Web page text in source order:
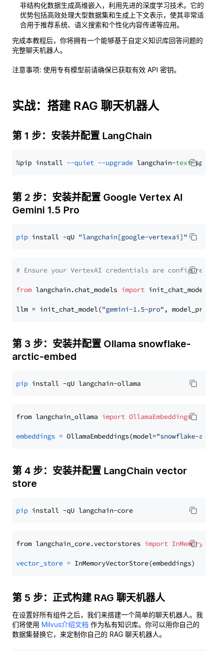
非结构化数据生成高维嵌入，利用先进的深度学习技术。它的
优势包括高效处理大型数据集和生成上下文表示，使其非常适
合用于推荐系统、语义搜索和个性化内容传递等应用。
完成本教程后，你将拥有一个能够基于自定义知识库回答问题的
完整聊天机器人。
注意事项: 使用专有模型前请确保已获取有效 API 密钥。
实战：搭建 RAG 聊天机器人
第 1 步：安装并配置 LangChain
%pip install --quiet --upgrade langchain-text
第 2 步：安装并配置 Google Vertex AI
Gemini 1.5 Pro
pip install -qU "langchain[google-vertexai]"
# Ensure your VertexAI credentials are configured
from langchain.chat_models import init_chat_model
llm = init_chat_model("gemini-1.5-pro" ,
第 3 步：安装并配置 Ollama snowflake-
arctic-embed
pip
from langchain_ollama import OllamaEmbeddings
embeddings = OllamaEmbeddings(model="snowflake-
第 4 步：安装并配置 LangChain vector
store
pip
from langchain_core.vectorstores import
vector_store =
第 5 步：正式构建 RAG 聊天机器人
在设置好所有组件之后，我们来搭建一个简单的聊天机器人。我
们将使用 Milvus介绍文档 作为私有知识库。你可以用你自己的
数据集替换它，来定制你自己的 RAG 聊天机器人。